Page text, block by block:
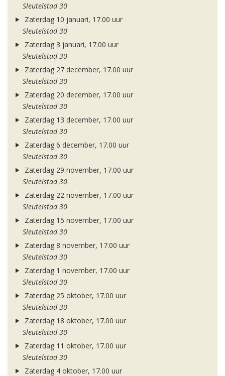
Sleutelstad 30
Zaterdag 10 januari, 17.00 uur
Sleutelstad 30
Zaterdag 3 januari, 17.00 uur
Sleutelstad 30
Zaterdag 27 december, 17.00 uur
Sleutelstad 30
Zaterdag 20 december, 17.00 uur
Sleutelstad 30
Zaterdag 13 december, 17.00 uur
Sleutelstad 30
Zaterdag 6 december, 17.00 uur
Sleutelstad 30
Zaterdag 29 november, 17.00 uur
Sleutelstad 30
Zaterdag 22 november, 17.00 uur
Sleutelstad 30
Zaterdag 15 november, 17.00 uur
Sleutelstad 30
Zaterdag 8 november, 17.00 uur
Sleutelstad 30
Zaterdag 1 november, 17.00 uur
Sleutelstad 30
Zaterdag 25 oktober, 17.00 uur
Sleutelstad 30
Zaterdag 18 oktober, 17.00 uur
Sleutelstad 30
Zaterdag 11 oktober, 17.00 uur
Sleutelstad 30
Zaterdag 4 oktober, 17.00 uur